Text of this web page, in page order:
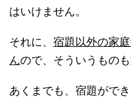
はいけません。
それに、 宿題以外の家
んので、そういうもの
あくまでも、宿題がで